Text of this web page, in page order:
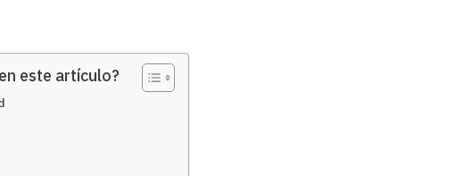
este artículo?